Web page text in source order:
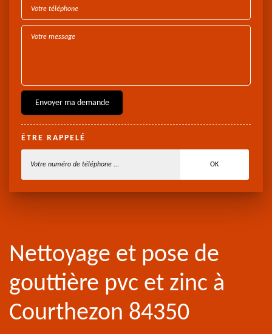
ÊTRE RAPPELÉ
Nettoyage et pose de
gouttière pvc et zinc à
Courthezon 84350